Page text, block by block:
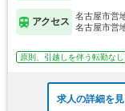
アクセス
名古屋市営
名古屋市営
原則、引越しを伴う転勤なし
求人の詳細を